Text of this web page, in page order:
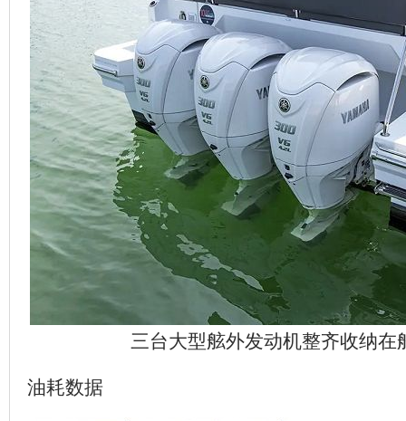
三台大型舷外发动机整齐收纳在
油耗数据